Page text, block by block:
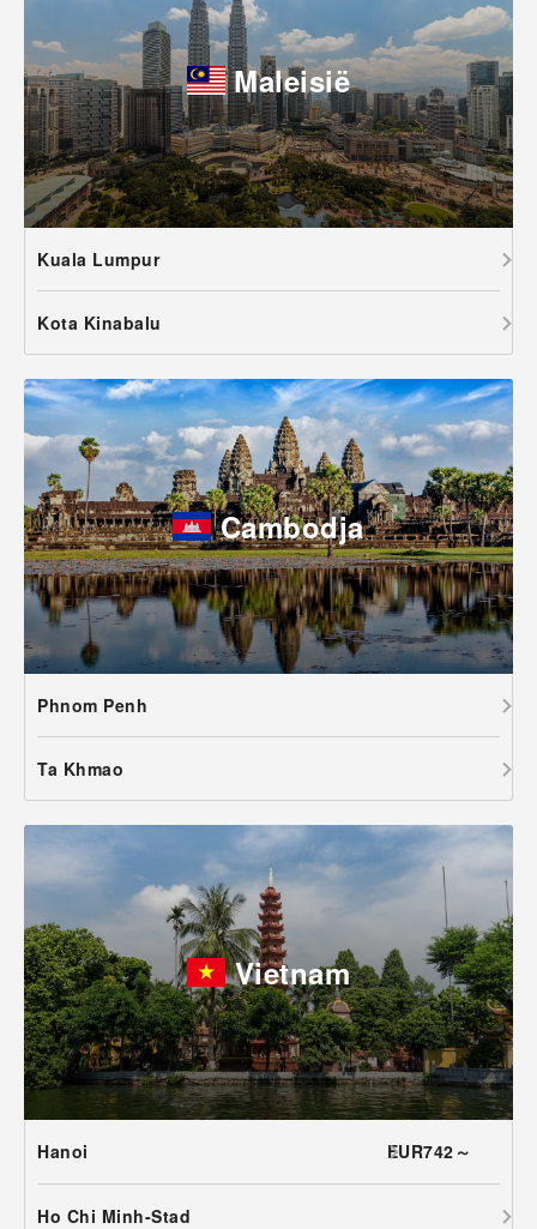
Maleisië
Kuala Lumpur
Kota Kinabalu
Cambodja
Phnom Penh
Ta Khmao
Vietnam
Hanoi EUR742～
Ho Chi Minh-Stad